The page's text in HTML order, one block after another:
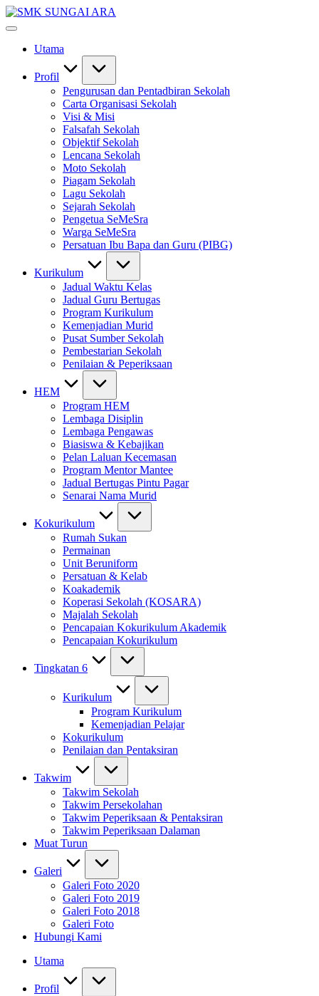
Skip
to
#KetekunanNadiKecemerlangan
#SeMeSradiHati
Utama
Profil
Pengurusan dan Pentadbiran Sekolah
Carta Organisasi Sekolah
Visi & Misi
Falsafah Sekolah
Objektif Sekolah
Lencana Sekolah
Moto Sekolah
Piagam Sekolah
Lagu Sekolah
Sejarah Sekolah
Pengetua SeMeSra
Warga SeMeSra
Persatuan Ibu Bapa dan Guru (PIBG)
Kurikulum
Jadual Waktu Kelas
Jadual Guru Bertugas
Program Kurikulum
Kemenjadian Murid
Pusat Sumber Sekolah
Pembestarian Sekolah
Penilaian & Peperiksaan
HEM
Program HEM
Lembaga Disiplin
Lembaga Pengawas
Biasiswa & Kebajikan
Pelan Laluan Kecemasan
Program Mentor Mantee
Jadual Bertugas Pintu Pagar
Senarai Nama Murid
Kokurikulum
Rumah Sukan
Permainan
Unit Beruniform
Persatuan & Kelab
Koakademik
Koperasi Sekolah (KOSARA)
Majalah Sekolah
Pencapaian Kokurikulum Akademik
Pencapaian Kokurikulum
Tingkatan 6
Kurikulum
Program Kurikulum
Kemenjadian Pelajar
Kokurikulum
Penilaian dan Pentaksiran
Takwim
Takwim Sekolah
Takwim Persekolahan
Takwim Peperiksaan & Pentaksiran
Takwim Peperiksaan Dalaman
Muat Turun
Galeri
Galeri Foto 2020
Galeri Foto 2019
Galeri Foto 2018
Galeri Foto
Hubungi Kami
Utama
Profil